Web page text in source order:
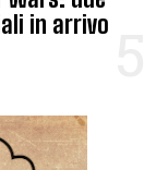
in arrivo